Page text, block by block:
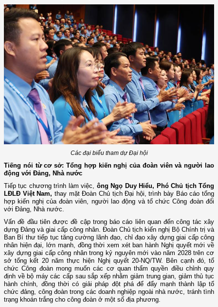
Các đại biểu tham dự Đại hội
Tiếng nói từ cơ sở: Tổng hợp kiến nghị của đoàn viên và người lao
động với Đảng, Nhà nước
Tiếp tục chương trình làm việc, ông Ngọ Duy Hiểu, Phó Chủ tịch Tổng
LĐLĐ Việt Nam, thay mặt Đoàn Chủ tịch Đại hội, trình bày Báo cáo tổng
hợp kiến nghị của đoàn viên, người lao động và tổ chức Công đoàn đối
với Đảng, Nhà nước.
Vấn đề đầu tiên được đề cập trong báo cáo liên quan đến công tác xây
dựng Đảng và giai cấp công nhân. Đoàn Chủ tịch kiến nghị Bộ Chính trị và
Ban Bí thư tiếp tục tăng cường lãnh đạo, chỉ đạo xây dựng giai cấp công
nhân hiện đại, lớn mạnh, đồng thời xem xét ban hành Nghị quyết mới về
xây dựng giai cấp công nhân trong kỷ nguyên mới vào năm 2028 trên cơ
sở tổng kết 20 năm thực hiện Nghị quyết 20-NQ/TW. Bên cạnh đó, tổ
chức Công đoàn mong muốn các cơ quan thẩm quyền điều chỉnh quy
định về bộ máy các cấp sau sắp xếp nhằm giảm trung gian, giảm thủ tục
hành chính, đồng thời có giải pháp đột phá để đẩy mạnh thành lập tổ
chức đảng, công đoàn trong các doanh nghiệp ngoài nhà nước, tránh tình
trạng khoán trắng cho công đoàn ở một số địa phương.